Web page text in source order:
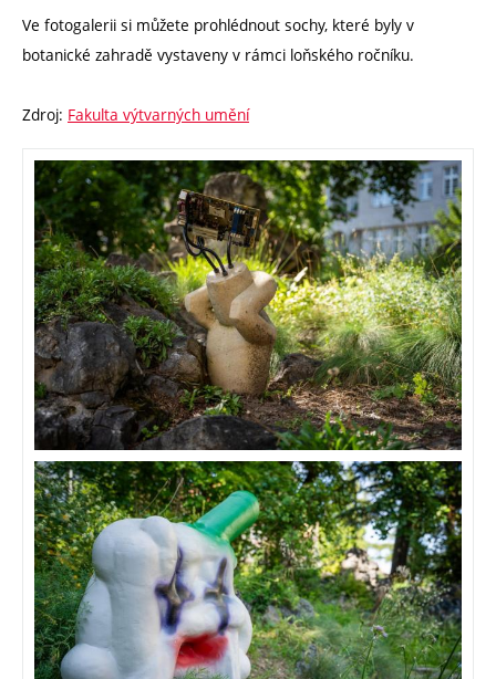
Ve fotogalerii si můžete prohlédnout sochy, které byly v
botanické zahradě vystaveny v rámci loňského ročníku.
Zdroj: Fakulta výtvarných umění